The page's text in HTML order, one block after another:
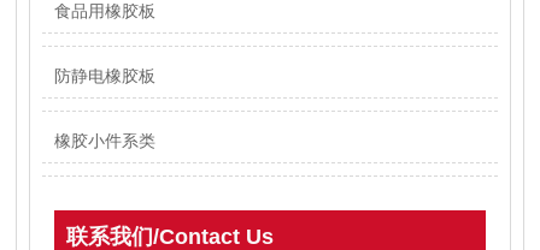
食品用橡胶板
防静电橡胶板
橡胶小件系类
联系我们/Contact Us